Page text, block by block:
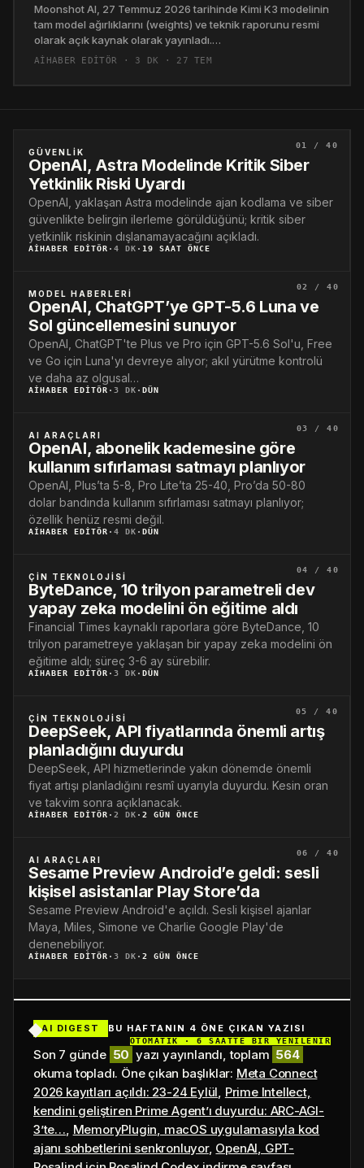
Moonshot AI, 27 Temmuz 2026 tarihinde Kimi K3 modelinin
tam model ağırlıklarını (weights) ve teknik raporunu resmi
olarak açık kaynak olarak yayınladı.…
AIHABER EDITÖR · 3 DK · 27 TEM
01 / 40
GÜVENLIK
OpenAI, Astra Modelinde Kritik Siber
Yetkinlik Riski Uyardı
OpenAI, yaklaşan Astra modelinde ajan kodlama ve siber
güvenlikte belirgin ilerleme görüldüğünü; kritik siber
yetkinlik riskinin dışlanamayacağını açıkladı.
AIHABER EDITÖR · 4 DK · 19 SAAT ÖNCE
02 / 40
MODEL HABERLERI
OpenAI, ChatGPT’ye GPT-5.6 Luna ve
Sol güncellemesini sunuyor
OpenAI, ChatGPT'te Plus ve Pro için GPT-5.6 Sol'u, Free
ve Go için Luna'yı devreye alıyor; akıl yürütme kontrolü
ve daha az olgusal…
AIHABER EDITÖR · 3 DK · DÜN
03 / 40
AI ARAÇLARI
OpenAI, abonelik kademesine göre
kullanım sıfırlaması satmayı planlıyor
OpenAI, Plus’ta 5-8, Pro Lite’ta 25-40, Pro’da 50-80
dolar bandında kullanım sıfırlaması satmayı planlıyor;
özellik henüz resmi değil.
AIHABER EDITÖR · 4 DK · DÜN
04 / 40
ÇIN TEKNOLOJISI
ByteDance, 10 trilyon parametreli dev
yapay zeka modelini ön eğitime aldı
Financial Times kaynaklı raporlara göre ByteDance, 10
trilyon parametreye yaklaşan bir yapay zeka modelini ön
eğitime aldı; süreç 3-6 ay sürebilir.
AIHABER EDITÖR · 3 DK · DÜN
05 / 40
ÇIN TEKNOLOJISI
DeepSeek, API fiyatlarında önemli artış
planladığını duyurdu
DeepSeek, API hizmetlerinde yakın dönemde önemli
fiyat artışı planladığını resmî uyarıyla duyurdu. Kesin oran
ve takvim sonra açıklanacak.
AIHABER EDITÖR · 2 DK · 2 GÜN ÖNCE
06 / 40
AI ARAÇLARI
Sesame Preview Android’e geldi: sesli
kişisel asistanlar Play Store’da
Sesame Preview Android'e açıldı. Sesli kişisel ajanlar
Maya, Miles, Simone ve Charlie Google Play'de
denenebiliyor.
AIHABER EDITÖR · 3 DK · 2 GÜN ÖNCE
AI DIGEST BU HAFTANIN 4 ÖNE ÇIKAN YAZISI
OTOMATİK · 6 SAATTE BİR YENİLENİR
Son 7 günde 50 yazı yayınlandı, toplam 564
okuma topladı. Öne çıkan başlıklar: Meta Connect
2026 kayıtları açıldı: 23-24 Eylül, Prime Intellect,
kendini geliştiren Prime Agent’ı duyurdu: ARC-AGI-
3’te…, MemoryPlugin, macOS uygulamasıyla kod
ajanı sohbetlerini senkronluyor, OpenAI, GPT-